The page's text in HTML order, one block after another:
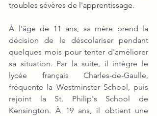
troubles sévères de l'apprentissage.
À l'âge de 11 ans, sa mère prend la
décision de le déscolariser pendant
quelques mois pour tenter d'améliorer
sa situation. Par la suite, il intègre le
lycée français Charles-de-Gaulle,
fréquente la Westminster School, puis
rejoint la St. Philip's School de
Kensington. À 19 ans, il obtient une